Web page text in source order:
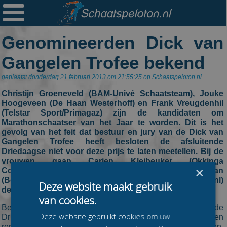

Genomineerden Dick van
Gangelen Trofee bekend
geplaatst donderdag 21 februari 2013 om 21:55:25 op Schaatspeloton.nl
Christijn Groeneveld (BAM-Univé Schaatsteam), Jouke
Hoogeveen (De Haan Westerhoff) en Frank Vreugdenhil
(Telstar Sport/Primagaz) zijn de kandidaten om
Marathonschaatser van het Jaar te worden. Dit is het
gevolg van het feit dat bestuur en jury van de Dick van
Gangelen Trofee heeft besloten de afsluitende
Driedaagse niet voor deze prijs te laten meetellen. Bij de
vrouwen gaan Carien Kleibeuker (Okkinga
Communicatie), Mariska Huisman
(Beteropenhaardhout.nl) en Elma de Vries (MKBasics.nl)
de strijd aan.
Bestuur en jury van de DVG-Trofee heeft besloten de
Driedaagse niet mee te laten tellen omdat een
×
Deze website maakt gebruik
van cookies.
Deze website gebruikt cookies om uw